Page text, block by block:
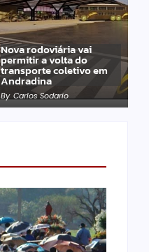
Nova rodoviária vai
permitir a volta do
transporte coletivo em
Andradina
By Carlos Sodario